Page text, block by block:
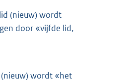
(nieuw) wordt
door «vijfde lid,
wordt «het